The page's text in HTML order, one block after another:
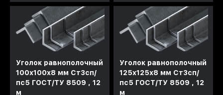
Уголок равнополочный
100x100x8 мм Ст3сп/
пс5 ГОСТ/ТУ 8509 , 12
м
Уголок равнополочный
125x125x8 мм Ст3сп/
пс5 ГОСТ/ТУ 8509 , 12
м